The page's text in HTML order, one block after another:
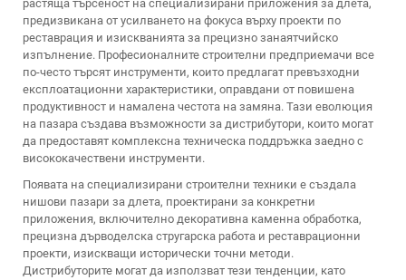
растяща търсеност на специализирани приложения за длета,
предизвикана от усилването на фокуса върху проекти по
реставрация и изискванията за прецизно занаятчийско
изпълнение. Професионалните строителни предприемачи все
по-често търсят инструменти, които предлагат превъзходни
експлоатационни характеристики, оправдани от повишена
продуктивност и намалена честота на замяна. Тази еволюция
на пазара създава възможности за дистрибутори, които могат
да предоставят комплексна техническа поддръжка заедно с
висококачествени инструменти.
Появата на специализирани строителни техники е създала
нишови пазари за длета, проектирани за конкретни
приложения, включително декоративна каменна обработка,
прецизна дърводелска стругарска работа и реставрационни
проекти, изискващи исторически точни методи.
Дистрибуторите могат да използват тези тенденции, като